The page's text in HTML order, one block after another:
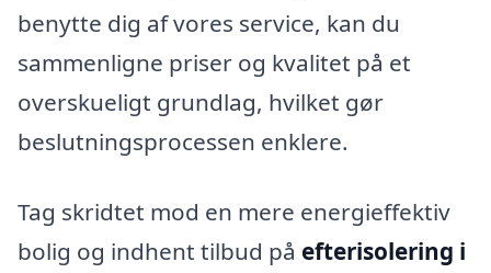
benytte dig af vores service, kan du
sammenligne priser og kvalitet på et
overskueligt grundlag, hvilket gør
beslutningsprocessen enklere.
Tag skridtet mod en mere energieffektiv
bolig og indhent tilbud på efterisolering i